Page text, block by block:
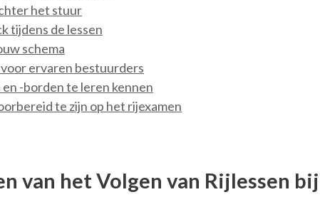
het stuur
tijdens de lessen
schema
ervaren bestuurders
-borden te leren kennen
te zijn op het rijexamen
van het Volgen van Rijlessen bij